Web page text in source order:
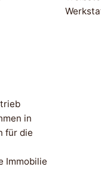
in
für die
Immobilie